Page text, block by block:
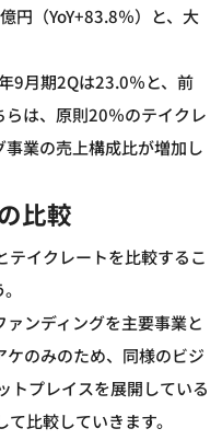
円（YoY+83.8％）と、大
9月期2Qは23.0％と、前
は、原則20％のテイクレ
業の売上構成比が増加し
比較
テイクレートを比較するこ
ンディングを主要事業と
ケのみのため、同様のビジ
トプレイスを展開している
比較していきます。